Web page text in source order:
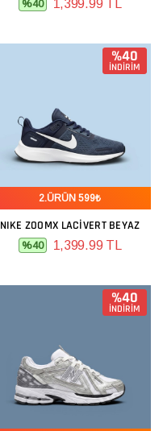
%40 1,399.99 TL
%40
İNDİRİM
2.ÜRÜN 599₺
NIKE ZOOMX LACIVERT BEYAZ
%40 1,399.99 TL
%40
İNDİRİM